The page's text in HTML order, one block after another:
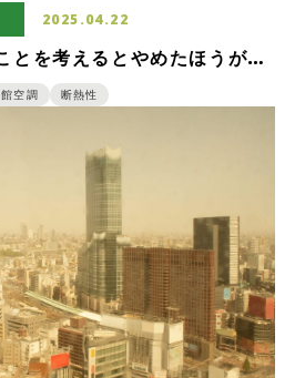
2025.04.22
とを考えるとやめたほうがい
ポイント
空調 断熱性